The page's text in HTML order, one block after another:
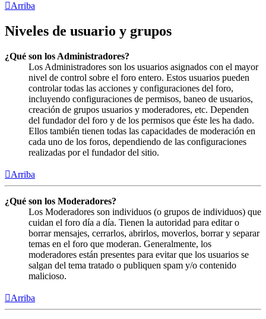
Arriba
Niveles de usuario y grupos
¿Qué son los Administradores?
Los Administradores son los usuarios asignados con el mayor
nivel de control sobre el foro entero. Estos usuarios pueden
controlar todas las acciones y configuraciones del foro,
incluyendo configuraciones de permisos, baneo de usuarios,
creación de grupos usuarios y moderadores, etc. Dependen
del fundador del foro y de los permisos que éste les ha dado.
Ellos también tienen todas las capacidades de moderación en
cada uno de los foros, dependiendo de las configuraciones
realizadas por el fundador del sitio.
Arriba
¿Qué son los Moderadores?
Los Moderadores son individuos (o grupos de individuos) que
cuidan el foro día a día. Tienen la autoridad para editar o
borrar mensajes, cerrarlos, abrirlos, moverlos, borrar y separar
temas en el foro que moderan. Generalmente, los
moderadores están presentes para evitar que los usuarios se
salgan del tema tratado o publiquen spam y/o contenido
malicioso.
Arriba